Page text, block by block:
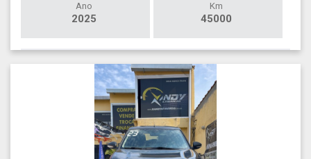
Ano
2025
Km
45000